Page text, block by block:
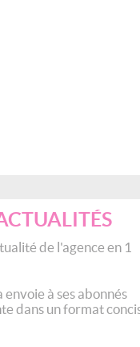
de l'agence en 1
à ses abonnés
dans un format